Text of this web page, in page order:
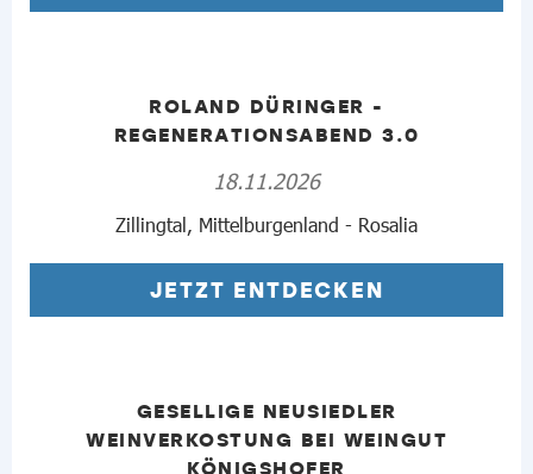
ROLAND DÜRINGER -
REGENERATIONSABEND 3.0
18.11.2026
Zillingtal, Mittelburgenland - Rosalia
JETZT ENTDECKEN
GESELLIGE NEUSIEDLER
WEINVERKOSTUNG BEI WEINGUT
KÖNIGSHOFER